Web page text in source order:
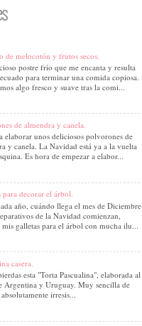
de melocotón y frutos secos.
postre frío que me encanta y resulta
para terminar una comida copiosa.
algo fresco y suave tras la comi...
de almendra y canela.
elaborar unos deliciosos polvorones de
y canela. La Navidad está ya a la vuelta
Es hora de empezar a elabor...
para decorar el árbol.
año, cuándo llega el mes de Diciembre
de la Navidad comienzan,
galletas para el árbol con mucha ilu...
casera.
esta "Torta Pascualina", elaborada al
Argentina y Uruguay. Muy sencilla de
irresis...